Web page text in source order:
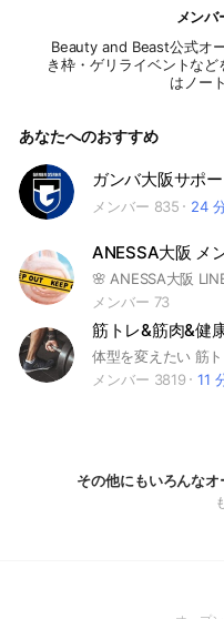
メン
Beauty and Beast公式オ
き枠・ゲリライベントな
はノー
あなたへのおすすめ
ガンバ大阪サポ
メンバー 835 24
ANESSA大阪 メ
メンバー 73
筋トレ&筋肉&健
メンバー 3819
11
その他にもいろんな